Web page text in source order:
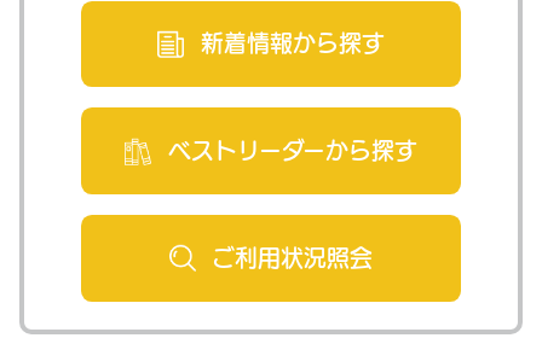
新着情報から探す
ベストリーダーから探す
ご利用状況照会